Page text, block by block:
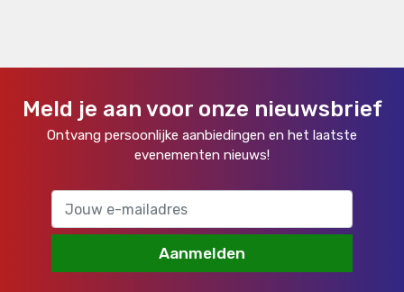
Meld je aan voor onze nieuwsbrief
Ontvang persoonlijke aanbiedingen en het laatste
evenementen nieuws!
Aanmelden